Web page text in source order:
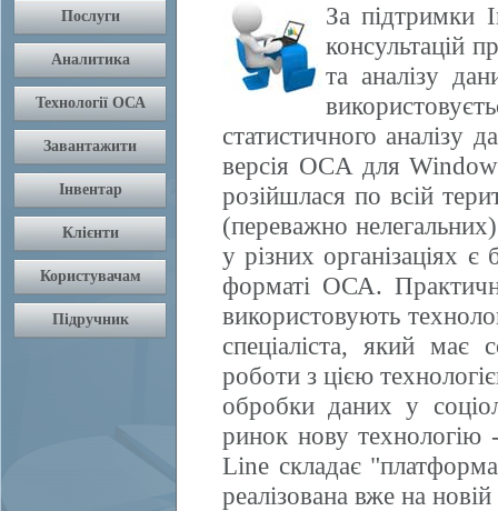
За підтримки
консультацій
та аналізу
статистичного
версія OCA для
розійшлася по всій
(переважно
у різних організаціях є
форматі ОСА.
використовують
спеціаліста, який має
роботи з цією
обробки даних у
ринок нову
Line складає
реалізована вже на